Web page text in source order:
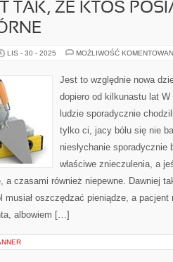
TAK, ŻE KTOŚ
LIS - 30 - 2025 MOŻLIWOŚĆ
Jest to względnie nowa
dopiero od kilkunastu lat
ludzie sporadycznie
tylko ci, jacy bólu się nie
niesłychanie sporadycznie
właściwe znieczulenia, a
a czasami również niepewne. Dawniej
musiał oszczędzać pieniądze, a pacjent
albowiem […]